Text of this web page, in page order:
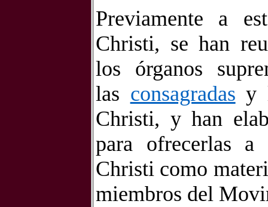
Previamente a
Christi, se han
los órganos
las consagradas y
Christi, y han
para ofrecerlas a
Christi como
miembros del